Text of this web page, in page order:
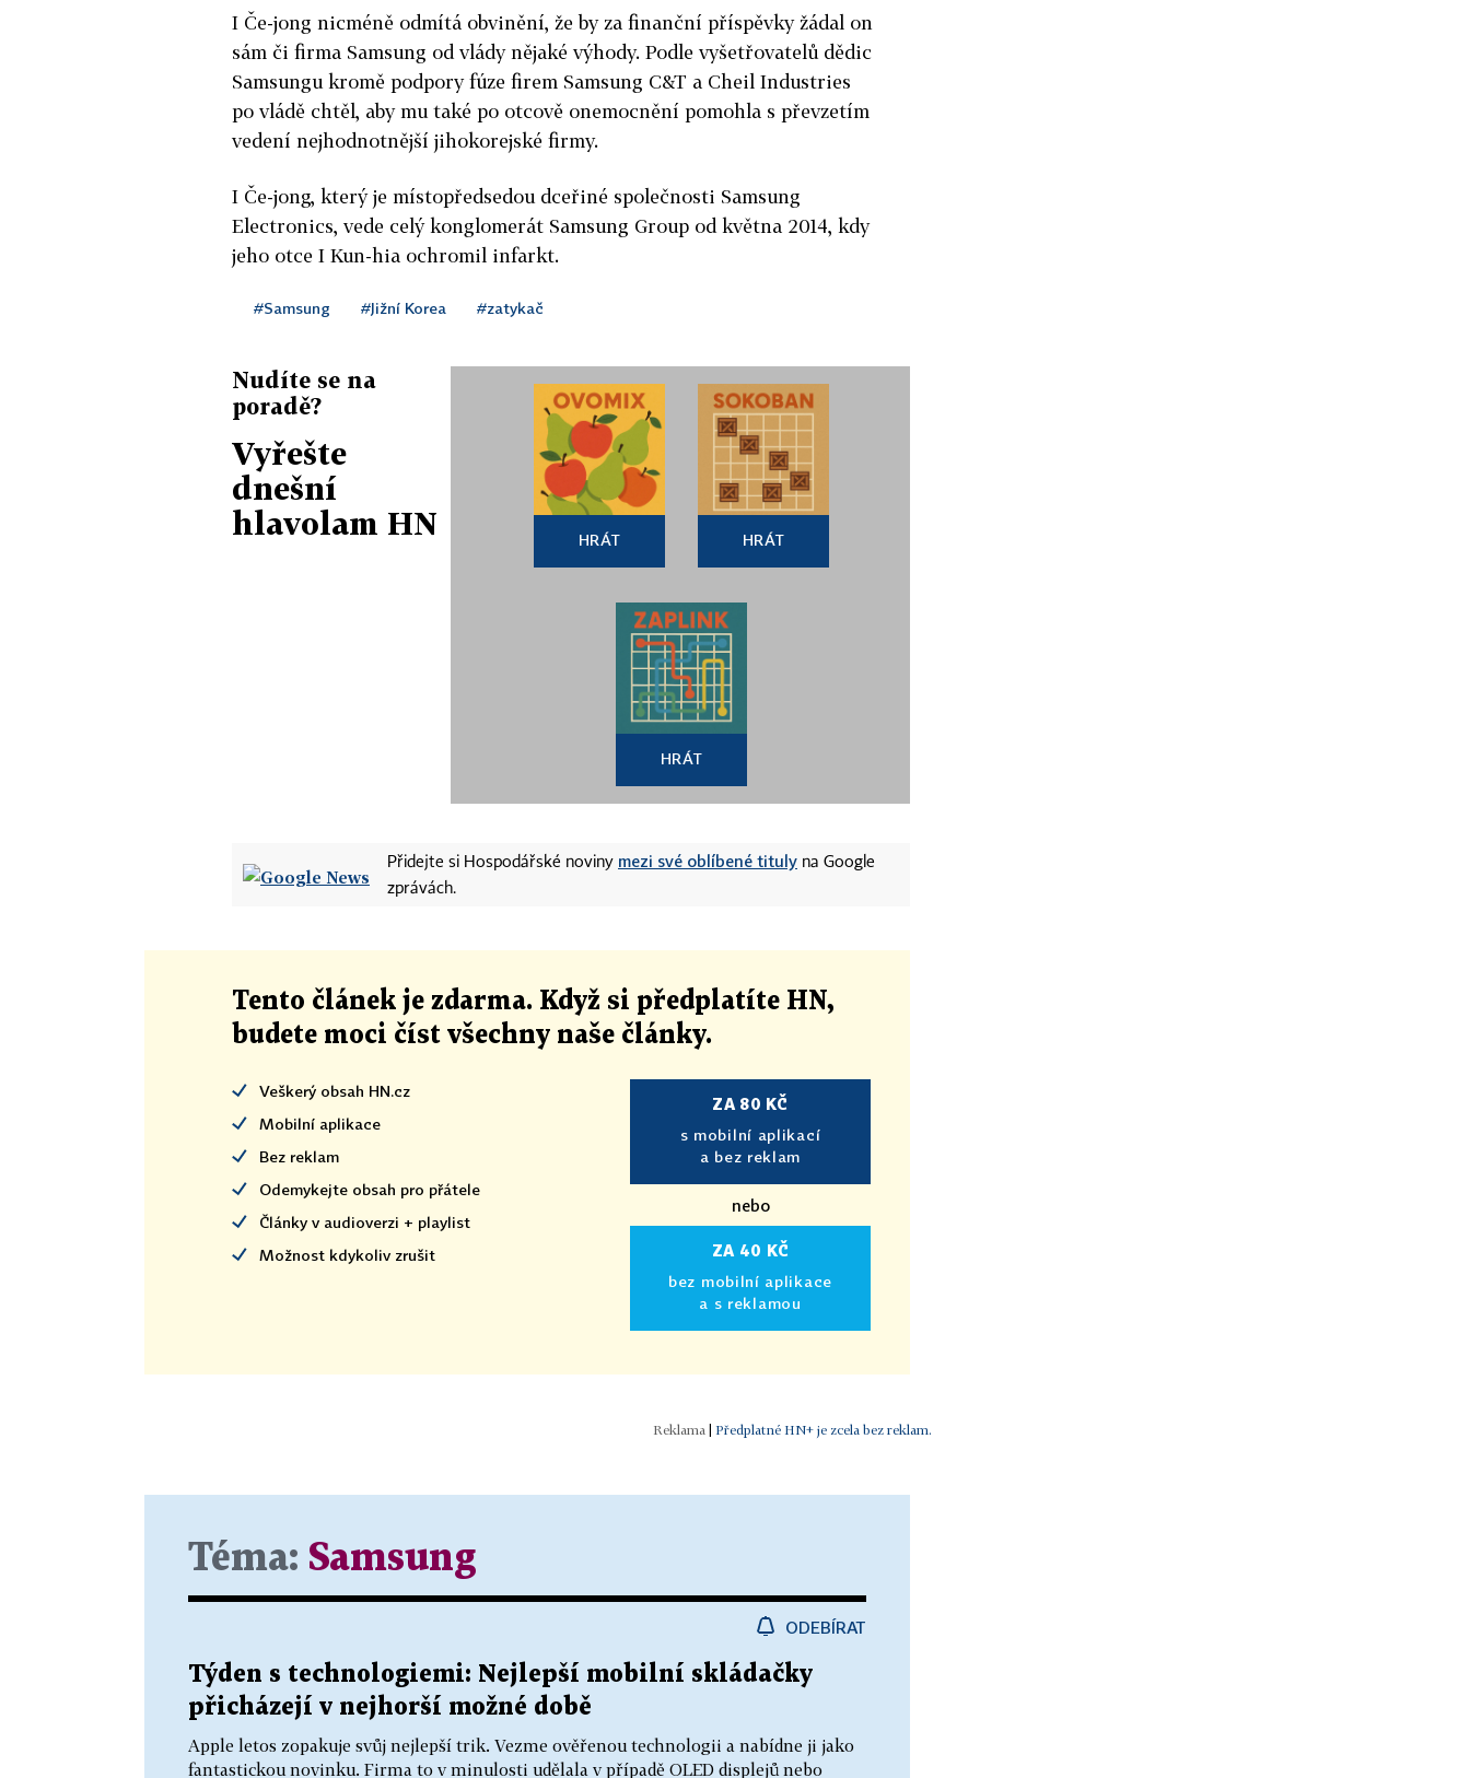
I Če-jong nicméně odmítá obvinění, že by za finanční příspěvky žádal on
sám či firma Samsung od vlády nějaké výhody. Podle vyšetřovatelů dědic
Samsungu kromě podpory fúze firem Samsung C&T a Cheil Industries
po vládě chtěl, aby mu také po otcově onemocnění pomohla s převzetím
vedení nejhodnotnější jihokorejské firmy.
I Če-jong, který je místopředsedou dceřiné společnosti Samsung
Electronics, vede celý konglomerát Samsung Group od května 2014, kdy
jeho otce I Kun-hia ochromil infarkt.
#Samsung #Jižní Korea #zatykač
Nudíte se na
poradě?
Vyřešte
dnešní
hlavolam HN
HRÁT HRÁT
HRÁT
Přidejte si Hospodářské noviny mezi své oblíbené tituly na Google
zprávách.
Tento článek je zdarma. Když si předplatíte HN,
budete moci číst všechny naše články.
Veškerý obsah HN.cz
Mobilní aplikace
Bez reklam
Odemykejte obsah pro přátele
Články v audioverzi + playlist
Možnost kdykoliv zrušit
ZA 80 KČ
s mobilní aplikací
a bez reklam
nebo
ZA 40 KČ
bez mobilní aplikace
a s reklamou
| Předplatné HN+ je zcela bez reklam.
Téma: Samsung
ODEBÍRAT
Týden s technologiemi: Nejlepší mobilní skládačky
přicházejí v nejhorší možné době
Apple letos zopakuje svůj nejlepší trik. Vezme ověřenou technologii a nabídne ji jako
fantastickou novinku. Firma to v minulosti udělala v případě OLED displejů nebo